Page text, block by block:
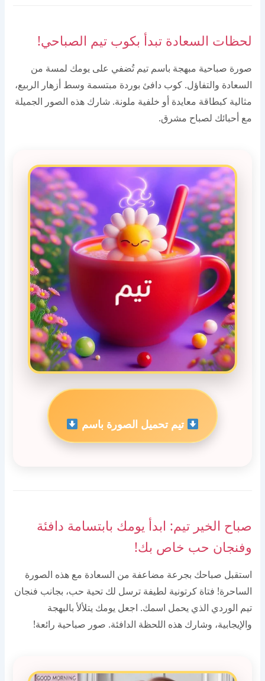
لحظات السعادة تبدأ بكوب تيم الصباحي!
صورة صباحية مبهجة باسم تيم تُضفي على يومك لمسة من
السعادة والتفاؤل. كوب دافئ بوردة مبتسمة وسط أزهار الربيع،
مثالية كبطاقة معايدة أو خلفية ملونة. شارك هذه الصور الجميلة
مع أحبائك لصباح مشرق.
تيم تحميل الصورة باسم
صباح الخير تيم: ابدأ يومك بابتسامة دافئة
وفنجان حب خاص بك!
استقبل صباحك بجرعة مضاعفة من السعادة مع هذه الصورة
الساحرة! فتاة كرتونية لطيفة ترسل لك تحية حب، بجانب فنجان
تيم الوردي الذي يحمل اسمك. اجعل يومك يتلألأ بالبهجة
والإيجابية، وشارك هذه اللحظة الدافئة. صور صباحية رائعة!